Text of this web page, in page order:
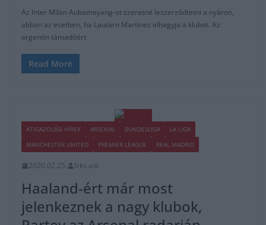
Az Inter Milan Aubameyang-ot szeretné leszerződtetni a nyáron,
abban az esetben, ha Lautaro Martinez elhagyja a klubot. Az
argentin támadóért
Read More
ÁTIGAZOLÁSI HÍREK ARSENAL BUNDESLIGA
LA LIGA
MANCHESTER UNITED
PREMIER LEAGUE REAL MADRID
2020.02.25. frks.adi
Haaland-ért már most
jelenkeznek a nagy klubok,